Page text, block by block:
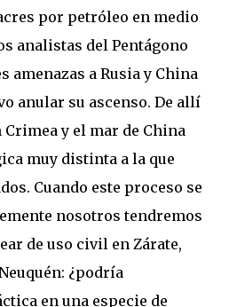
por petróleo en medio
analistas del Pentágono
amenazas a Rusia y China
anular su ascenso. De allí
y el mar de China
muy distinta a la que
Cuando este proceso se
nosotros tendremos
de uso civil en Zárate,
¿podría
en una especie de